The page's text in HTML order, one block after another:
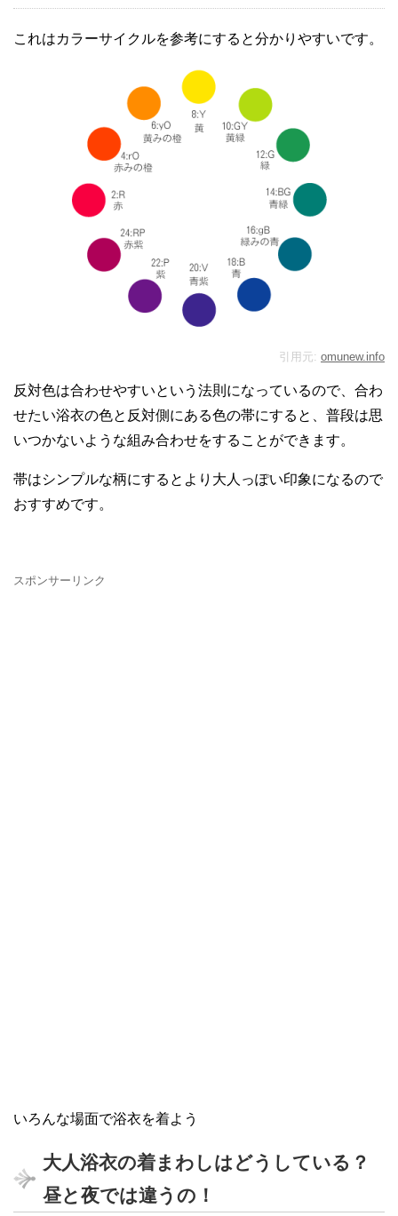
これはカラーサイクルを参考にすると分かりやすいです。
引用元: omunew.info
反対色は合わせやすいという法則になっているので、合わ
せたい浴衣の色と反対側にある色の帯にすると、普段は思
いつかないような組み合わせをすることができます。
帯はシンプルな柄にするとより大人っぽい印象になるので
おすすめです。
スポンサーリンク
いろんな場面で浴衣を着よう
大人浴衣の着まわしはどうしている？
昼と夜では違うの！